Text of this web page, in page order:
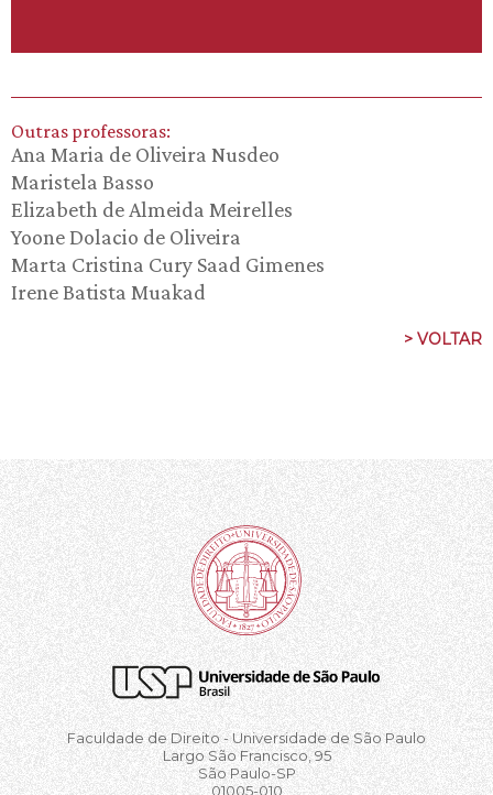
Outras professoras:
Ana Maria de Oliveira Nusdeo
Maristela Basso
Elizabeth de Almeida Meirelles
Yoone Dolacio de Oliveira
Marta Cristina Cury Saad Gimenes
Irene Batista Muakad
> VOLTAR
Faculdade de Direito - Universidade de São Paulo
Largo São Francisco, 95
São Paulo-SP
01005-010